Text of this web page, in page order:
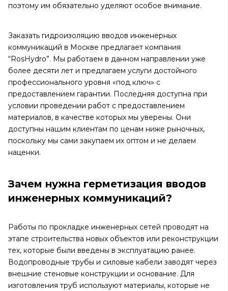
поэтому им обязательно уделяют особое внимание.
Заказать гидроизоляцию вводов инженерных
коммуникаций в Москве предлагает компания
“RosHydro”. Мы работаем в данном направлении уже
более десяти лет и предлагаем услуги достойного
профессионального уровня «под ключ» с
предоставлением гарантии. Последняя доступна при
условии проведении работ с предоставлением
материалов, в качестве которых мы уверены. Они
доступны нашим клиентам по ценам ниже рыночных,
поскольку мы сами закупаем их оптом и не делаем
наценки.
Зачем нужна герметизация вводов
инженерных коммуникаций?
Работы по прокладке инженерных сетей проводят на
этапе строительства новых объектов или реконструкции
тех, которые были введены в эксплуатацию ранее.
Водопроводные трубы и силовые кабели заводят через
внешние стеновые конструкции и основание. Для
изготовления труб используют материалы, которые не